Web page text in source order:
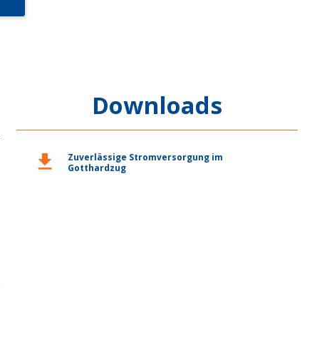
Downloads
download
Zuverlässige Stromversorgung im
Gotthardzug